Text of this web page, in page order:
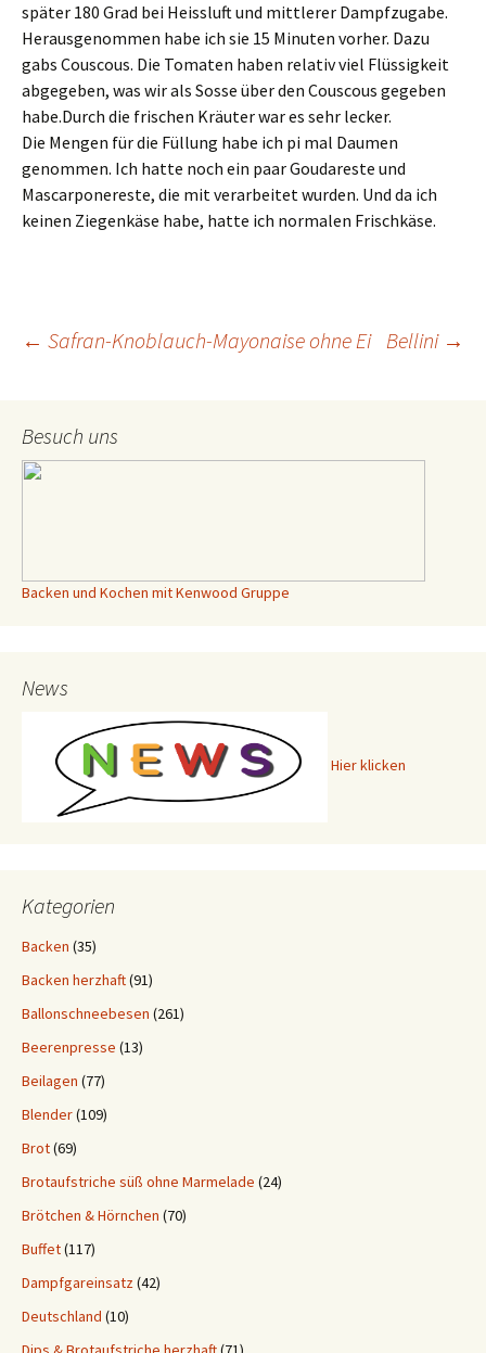
später 180 Grad bei Heissluft und mittlerer Dampfzugabe.
Herausgenommen habe ich sie 15 Minuten vorher. Dazu
gabs Couscous. Die Tomaten haben relativ viel Flüssigkeit
abgegeben, was wir als Sosse über den Couscous gegeben
habe.Durch die frischen Kräuter war es sehr lecker.
Die Mengen für die Füllung habe ich pi mal Daumen
genommen. Ich hatte noch ein paar Goudareste und
Mascarponereste, die mit verarbeitet wurden. Und da ich
keinen Ziegenkäse habe, hatte ich normalen Frischkäse.
Navigation
← Safran-Knoblauch-Mayonaise ohne Ei Bellini →
Besuch uns
Backen und Kochen mit Kenwood Gruppe
News
Hier klicken
Kategorien
Backen (35)
Backen herzhaft(91)
Ballonschneebesen (261)
Beerenpresse (13)
Beilagen (77)
Blender(109)
Brot(69)
Brotaufstriche süß ohne Marmelade (24)
Brötchen & Hörnchen (70)
Buffet(117)
Dampfgareinsatz(42)
Deutschland (10)